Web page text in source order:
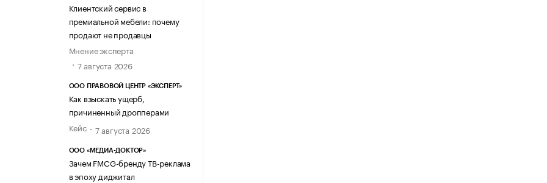
Клиентский сервис в
премиальной мебели: почему
продают не продавцы
Мнение эксперта
7 августа 2026
ООО ПРАВОВОЙ ЦЕНТР «ЭКСПЕРТ»
Как взыскать ущерб,
причиненный дропперами
Кейс
7 августа 2026
ООО «МЕДИА-ДОКТОР»
Зачем FMCG-бренду ТВ-реклама
в эпоху диджитал